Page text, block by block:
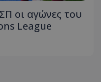
οι αγώνες του
League